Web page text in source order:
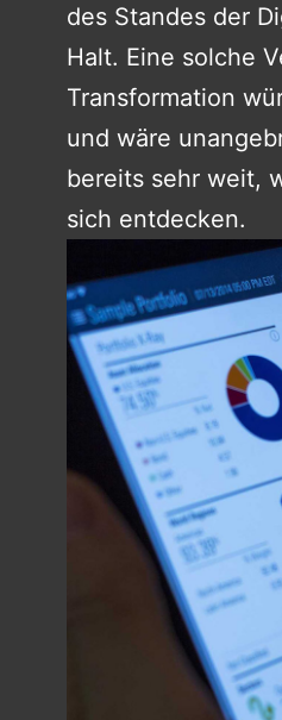
des Standes der
Halt. Eine solche
Transformation
und wäre
bereits sehr weit,
sich entdecken.